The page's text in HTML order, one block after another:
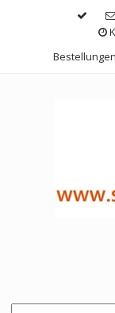
Bestellungen